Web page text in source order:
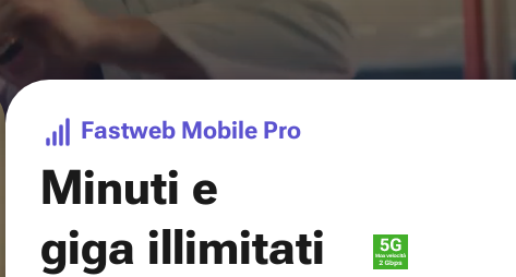
Fastweb Mobile Pro
Minuti e
giga illimitati